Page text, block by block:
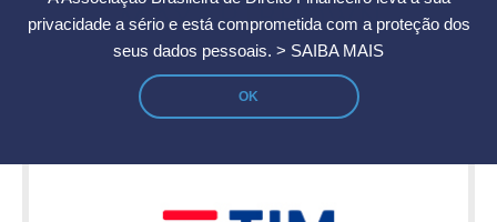
privacidade a sério e está comprometida com a proteção dos
seus dados pessoais. > SAIBA MAIS
OK